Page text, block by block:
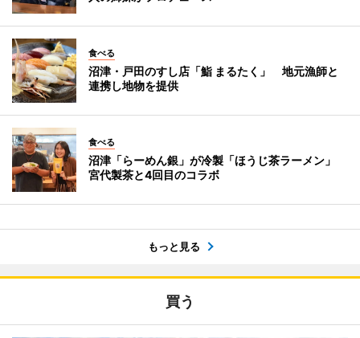
食べる
沼津・戸田のすし店「鮨 まるたく」 地元漁師と
連携し地物を提供
食べる
沼津「らーめん銀」が冷製「ほうじ茶ラーメン」
宮代製茶と4回目のコラボ
もっと見る
買う